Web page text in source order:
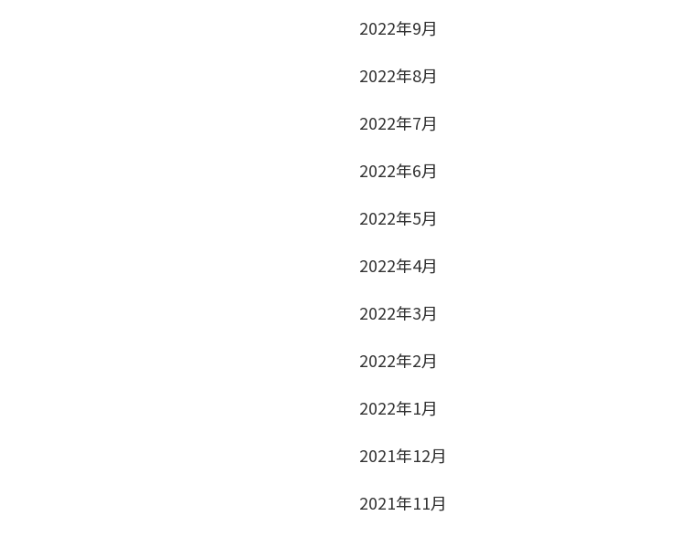
2022年9月
2022年8月
2022年7月
2022年6月
2022年5月
2022年4月
2022年3月
2022年2月
2022年1月
2021年12月
2021年11月